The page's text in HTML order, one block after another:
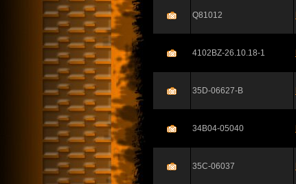
Q81012
4102BZ-26.10.18-1
35D-06627-B
34B04-05040
35C-06037